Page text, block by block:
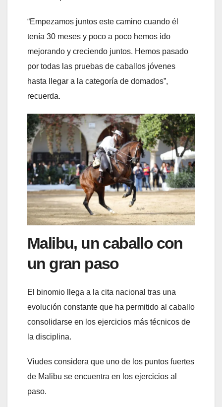
“Empezamos juntos este camino cuando él
tenía 30 meses y poco a poco hemos ido
mejorando y creciendo juntos. Hemos pasado
por todas las pruebas de caballos jóvenes
hasta llegar a la categoría de domados”,
recuerda.
Malibu, un caballo con
un gran paso
El binomio llega a la cita nacional tras una
evolución constante que ha permitido al caballo
consolidarse en los ejercicios más técnicos de
la disciplina.
Viudes considera que uno de los puntos fuertes
de Malibu se encuentra en los ejercicios al
paso.